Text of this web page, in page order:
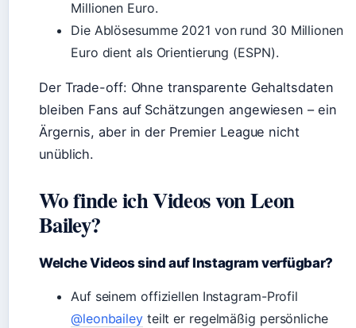
Millionen Euro.
Die Ablösesumme 2021 von rund 30 Millionen
Euro dient als Orientierung (ESPN).
Der Trade-off: Ohne transparente Gehaltsdaten
bleiben Fans auf Schätzungen angewiesen – ein
Ärgernis, aber in der Premier League nicht
unüblich.
Wo finde ich Videos von Leon
Bailey?
Welche Videos sind auf Instagram verfügbar?
Auf seinem offiziellen Instagram-Profil
@leonbaileyteilt er regelmäßig persönliche